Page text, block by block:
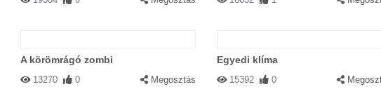
A körömrágó zombi
13270 0 Megosztás
Egyedi klíma
15392 0